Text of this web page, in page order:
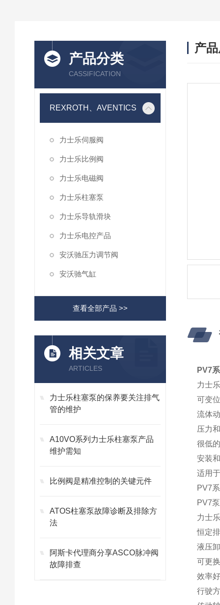
产品分类
CASSIFICATION
REXROTH、AVENTICS
力士乐伺服阀
力士乐比例阀
力士乐电磁阀
力士乐柱塞泵
力士乐导轨滑块
力士乐电控产品
安沃驰压力调节阀
安沃驰气缸
查看全部产品 >>
相关文章
ARTICLES
力士乐柱塞泵的保养要关注排气
管的维护
A10VO系列力士乐柱塞泵产品
维护需知
比例阀是精准控制的关键元件
ATOS柱塞泵故障诊断及排除方
法
阿斯卡代理商分享ASCO脉冲阀
故障排查
产
PV7
力士
可变
流体
压力
很低
安装
适用
PV7
PV7
力士
恒定
液压
可更
效率
行驶